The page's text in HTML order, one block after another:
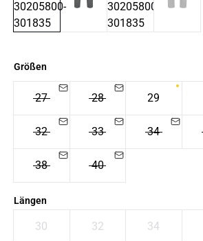
Größen
27 28 29
32 33 34
38 40
Längen
30 32 34